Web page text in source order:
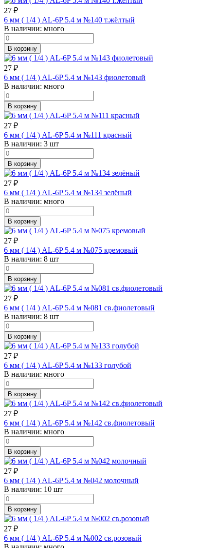
27 ₽
6 мм ( 1/4 ) AL-6P 5.4 м №140 т.жёлтый
В наличии: много
В корзину
27 ₽
6 мм ( 1/4 ) AL-6P 5.4 м №143 фиолетовый
В наличии: много
В корзину
27 ₽
6 мм ( 1/4 ) AL-6P 5.4 м №111 красный
В наличии: 3 шт
В корзину
27 ₽
6 мм ( 1/4 ) AL-6P 5.4 м №134 зелёный
В наличии: много
В корзину
27 ₽
6 мм ( 1/4 ) AL-6P 5.4 м №075 кремовый
В наличии: 8 шт
В корзину
27 ₽
6 мм ( 1/4 ) AL-6P 5.4 м №081 св.фиолетовый
В наличии: 8 шт
В корзину
27 ₽
6 мм ( 1/4 ) AL-6P 5.4 м №133 голубой
В наличии: много
В корзину
27 ₽
6 мм ( 1/4 ) AL-6P 5.4 м №142 св.фиолетовый
В наличии: много
В корзину
27 ₽
6 мм ( 1/4 ) AL-6P 5.4 м №042 молочный
В наличии: 10 шт
В корзину
27 ₽
6 мм ( 1/4 ) AL-6P 5.4 м №002 св.розовый